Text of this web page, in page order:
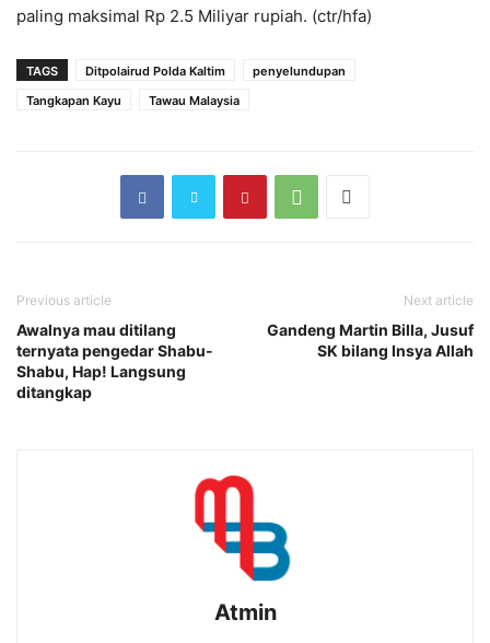
paling maksimal Rp 2.5 Miliyar rupiah. (ctr/hfa)
TAGS Ditpolairud Polda Kaltim
penyelundupan
Tangkapan Kayu
Tawau Malaysia
Previous article
Awalnya mau ditilang
ternyata pengedar Shabu-
Shabu, Hap! Langsung
ditangkap
Next article
Gandeng Martin Billa, Jusuf
SK bilang Insya Allah
Atmin